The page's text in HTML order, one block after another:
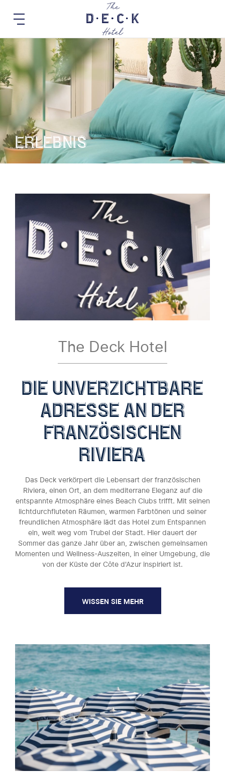
erlebnis
The Deck Hotel
die unverzichtbare
adresse an der
französischen
riviera
Das Deck verkörpert die Lebensart der französischen
Riviera, einen Ort, an dem mediterrane Eleganz auf die
entspannte Atmosphäre eines Beach Clubs trifft. Mit seinen
lichtdurchfluteten Räumen, warmen Farbtönen und seiner
freundlichen Atmosphäre lädt das Hotel zum Entspannen
ein, weit weg vom Trubel der Stadt. Hier dauert der
Sommer das ganze Jahr über an, zwischen gemeinsamen
Momenten und Wellness-Auszeiten, in einer Umgebung, die
von der Küste der Côte d'Azur inspiriert ist.
WISSEN SIE MEHR